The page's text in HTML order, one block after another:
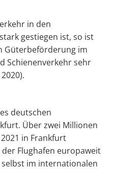
in den
gestiegen ist, so ist
Güterbeförderung im
Schienenverkehr sehr
deutschen
Über zwei Millionen
in Frankfurt
Flughafen europaweit
im internationalen